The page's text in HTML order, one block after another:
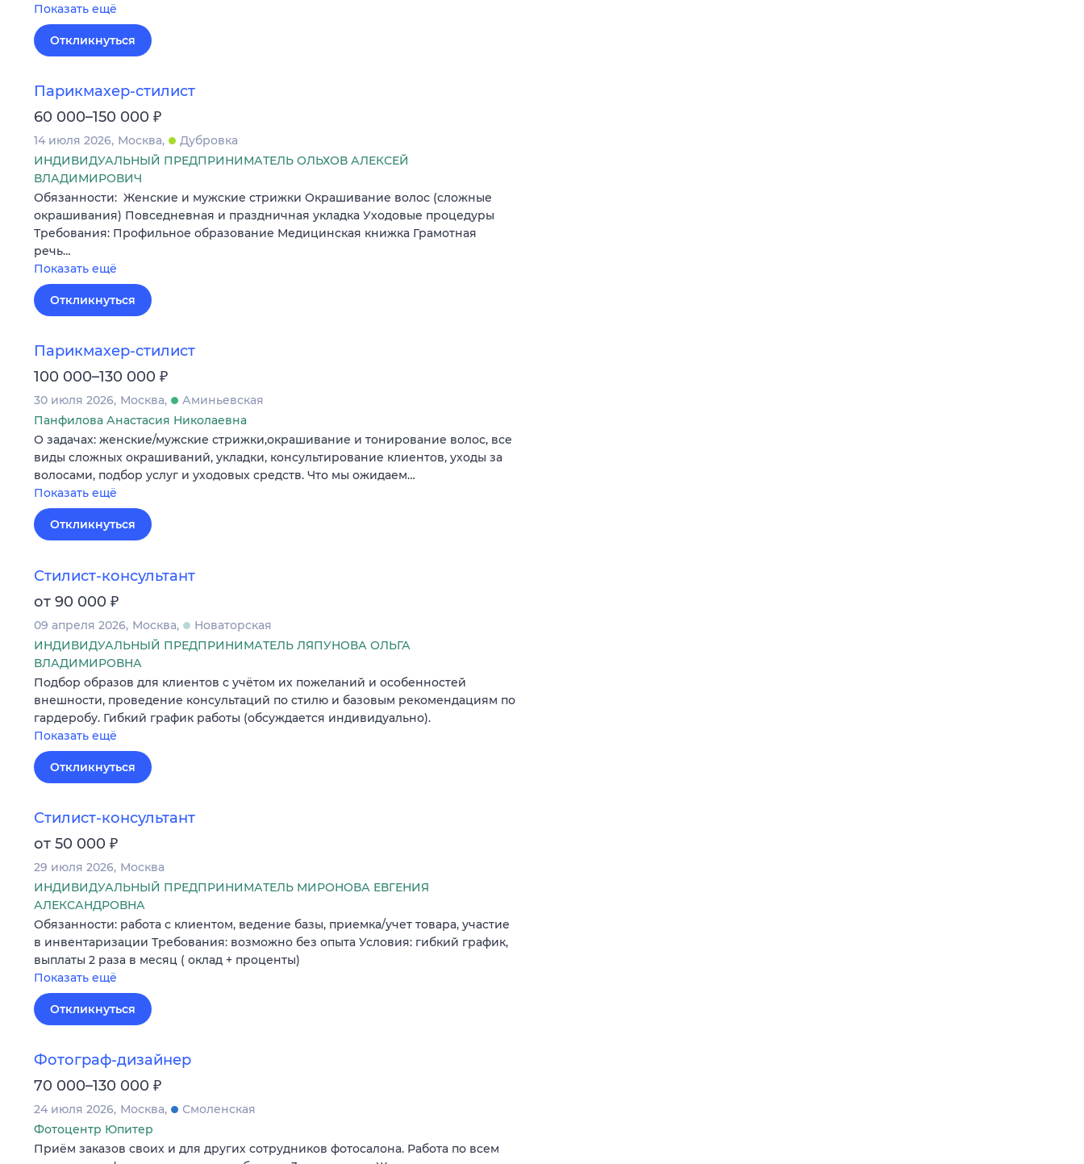
Показать ещё
Откликнуться
Парикмахер-стилист
60 000–150 000 ₽
14 июля 2026 Москва
Дубровка
ИНДИВИДУАЛЬНЫЙ ПРЕДПРИНИМАТЕЛЬ ОЛЬХОВ АЛЕКСЕЙ
ВЛАДИМИРОВИЧ
Обязанности: Женские и мужские стрижки Окрашивание волос (сложные
окрашивания) Повседневная и праздничная укладка Уходовые процедуры
Требования: Профильное образование Медицинская книжка Грамотная
речь…
Показать ещё
Откликнуться
Парикмахер-стилист
100 000–130 000 ₽
30 июля 2026 Москва
Аминьевская
Панфилова Анастасия Николаевна
О задачах: женские/мужские стрижки,окрашивание и тонирование волос, все
виды сложных окрашиваний, укладки, консультирование клиентов, уходы за
волосами, подбор услуг и уходовых средств. Что мы ожидаем…
Показать ещё
Откликнуться
Стилист-консультант
от 90 000 ₽
09 апреля 2026 Москва
Новаторская
ИНДИВИДУАЛЬНЫЙ ПРЕДПРИНИМАТЕЛЬ ЛЯПУНОВА ОЛЬГА
ВЛАДИМИРОВНА
Подбор образов для клиентов с учётом их пожеланий и особенностей
внешности, проведение консультаций по стилю и базовым рекомендациям по
гардеробу. Гибкий график работы (обсуждается индивидуально).
Показать ещё
Откликнуться
Стилист-консультант
от 50 000 ₽
29 июля 2026 Москва
ИНДИВИДУАЛЬНЫЙ ПРЕДПРИНИМАТЕЛЬ МИРОНОВА ЕВГЕНИЯ
АЛЕКСАНДРОВНА
Обязанности: работа с клиентом, ведение базы, приемка/учет товара, участие
в инвентаризации Требования: возможно без опыта Условия: гибкий график,
выплаты 2 раза в месяц ( оклад + проценты)
Показать ещё
Откликнуться
Фотограф-дизайнер
70 000–130 000 ₽
24 июля 2026 Москва
Смоленская
Фотоцентр Юпитер
Приём заказов своих и для других сотрудников фотосалона. Работа по всем